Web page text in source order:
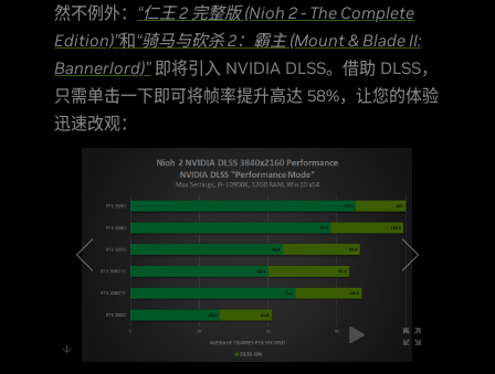
然不例外： “仁王 2 完整版 (Nioh 2 - The Complete
Edition)”和“骑马与砍杀 2：霸主 (Mount & Blade II:
Bannerlord)”即将引入 NVIDIA DLSS。借助 DLSS，
只需单击一下即可将帧率提升高达 58%，让您的体验
迅速改观：